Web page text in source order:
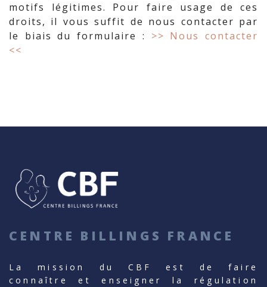
motifs légitimes. Pour faire usage de ces
droits, il vous suffit de nous contacter par
le biais du formulaire : >> Nous contacter
<<
CENTRE BILLINGS FRANCE
La mission du CBF est de faire
connaître et enseigner la régulation